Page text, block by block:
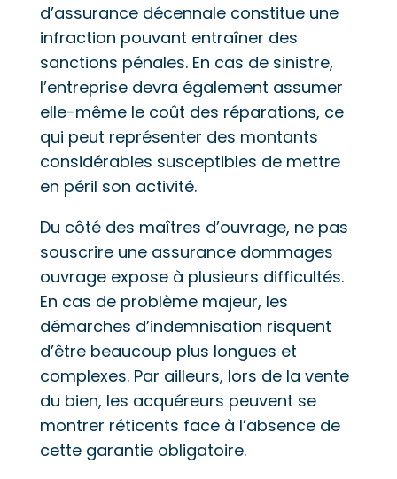
d’assurance décennale constitue une
infraction pouvant entraîner des
sanctions pénales. En cas de sinistre,
l’entreprise devra également assumer
elle-même le coût des réparations, ce
qui peut représenter des montants
considérables susceptibles de mettre
en péril son activité.
Du côté des maîtres d’ouvrage, ne pas
souscrire une assurance dommages
ouvrage expose à plusieurs difficultés.
En cas de problème majeur, les
démarches d’indemnisation risquent
d’être beaucoup plus longues et
complexes. Par ailleurs, lors de la vente
du bien, les acquéreurs peuvent se
montrer réticents face à l’absence de
cette garantie obligatoire.